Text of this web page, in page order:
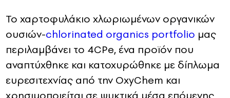
Το χαρτοφυλάκιο χλωριωμένων οργανικών
ουσιών-chlorinated organics portfolio μας
περιλαμβάνει το 4CPe, ένα προϊόν που
αναπτύχθηκε και κατοχυρώθηκε με δίπλωμα
ευρεσιτεχνίας από την OxyChem και